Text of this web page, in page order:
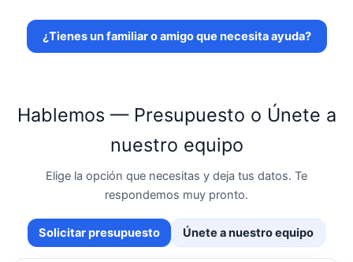
¿Tienes un familiar o amigo que necesita ayuda?
Hablemos — Presupuesto o Únete a
nuestro equipo
Elige la opción que necesitas y deja tus datos. Te
respondemos muy pronto.
Solicitar presupuesto Únete a nuestro equipo